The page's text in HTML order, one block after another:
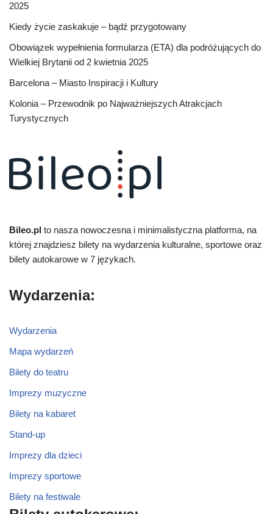
2025
Kiedy życie zaskakuje – bądź przygotowany
Obowiązek wypełnienia formularza (ETA) dla podróżujących do
Wielkiej Brytanii od 2 kwietnia 2025
Barcelona – Miasto Inspiracji i Kultury
Kolonia – Przewodnik po Najważniejszych Atrakcjach
Turystycznych
Bileo.pl to nasza nowoczesna i minimalistyczna platforma, na
której znajdziesz bilety na wydarzenia kulturalne, sportowe oraz
bilety autokarowe w 7 językach.
Wydarzenia:
Wydarzenia
Mapa wydarzeń
Bilety do teatru
Imprezy muzyczne
Bilety na kabaret
Stand-up
Imprezy dla dzieci
Imprezy sportowe
Bilety na festiwale